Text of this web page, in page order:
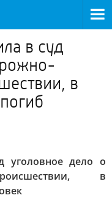
в суд
в
уголовное дело о
в